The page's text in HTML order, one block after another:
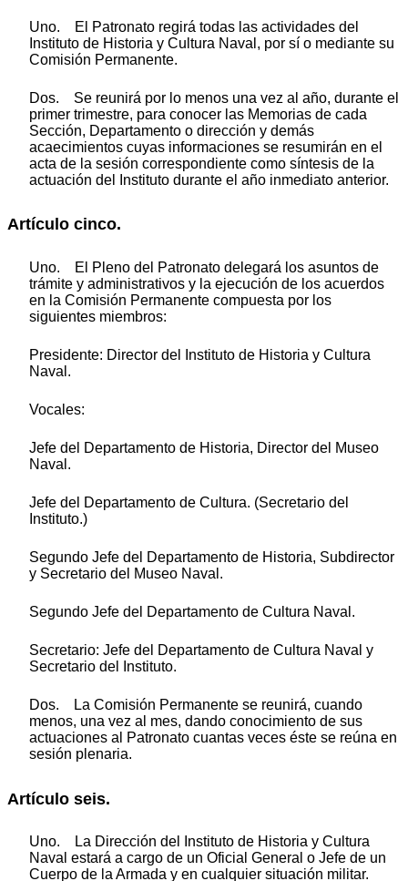
Uno. El Patronato regirá todas las actividades del
Instituto de Historia y Cultura Naval, por sí o mediante su
Comisión Permanente.
Dos. Se reunirá por lo menos una vez al año, durante el
primer trimestre, para conocer las Memorias de cada
Sección, Departamento o dirección y demás
acaecimientos cuyas informaciones se resumirán en el
acta de la sesión correspondiente como síntesis de la
actuación del Instituto durante el año inmediato anterior.
Artículo cinco.
Uno. El Pleno del Patronato delegará los asuntos de
trámite y administrativos y la ejecución de los acuerdos
en la Comisión Permanente compuesta por los
siguientes miembros:
Presidente: Director del Instituto de Historia y Cultura
Naval.
Vocales:
Jefe del Departamento de Historia, Director del Museo
Naval.
Jefe del Departamento de Cultura. (Secretario del
Instituto.)
Segundo Jefe del Departamento de Historia, Subdirector
y Secretario del Museo Naval.
Segundo Jefe del Departamento de Cultura Naval.
Secretario: Jefe del Departamento de Cultura Naval y
Secretario del Instituto.
Dos. La Comisión Permanente se reunirá, cuando
menos, una vez al mes, dando conocimiento de sus
actuaciones al Patronato cuantas veces éste se reúna en
sesión plenaria.
Artículo seis.
Uno. La Dirección del Instituto de Historia y Cultura
Naval estará a cargo de un Oficial General o Jefe de un
Cuerpo de la Armada y en cualquier situación militar.